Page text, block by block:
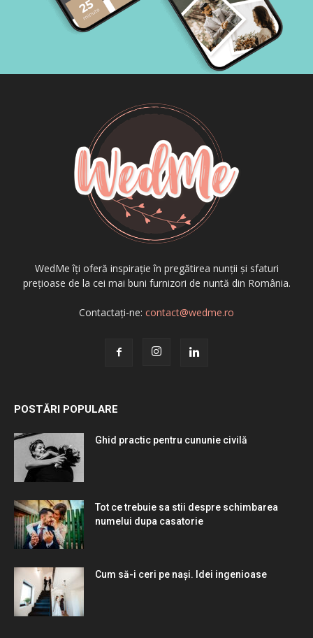
WedMe îți oferă inspirație în pregătirea nunții și sfaturi
prețioase de la cei mai buni furnizori de nuntă din România.
Contactați-ne: contact@wedme.ro
POSTĂRI POPULARE
Ghid practic pentru cununie civilă
Tot ce trebuie sa stii despre schimbarea
numelui dupa casatorie
Cum să-i ceri pe nași. Idei ingenioase